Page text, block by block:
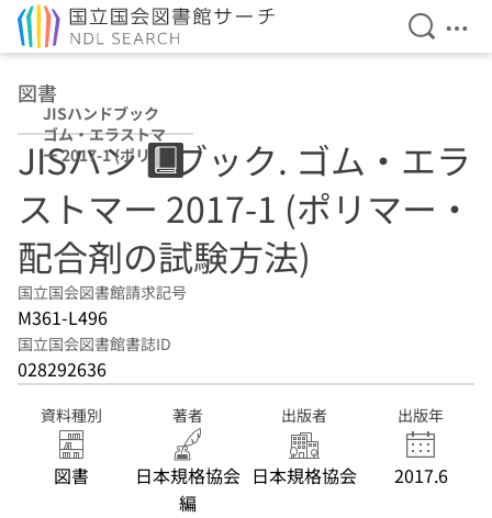
検索を
メ
図書
JISハンドブック
ゴム・エラストマ
ー 2017-1 (ポリマ
ー・配合剤の試験
方法)
JISハンドブック. ゴム・エラ
ストマー 2017-1 (ポリマー・
配合剤の試験方法)
国立国会図書館請求記号
M361-L496
国立国会図書館書誌ID
028292636
資料種別
図書
著者
日本規格協会
編
出版者
日本規格協会
出版年
2017.6